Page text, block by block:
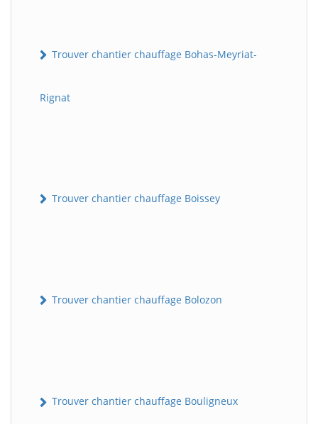
Trouver chantier chauffage Bohas-Meyriat-
Rignat
Trouver chantier chauffage Boissey
Trouver chantier chauffage Bolozon
Trouver chantier chauffage Bouligneux